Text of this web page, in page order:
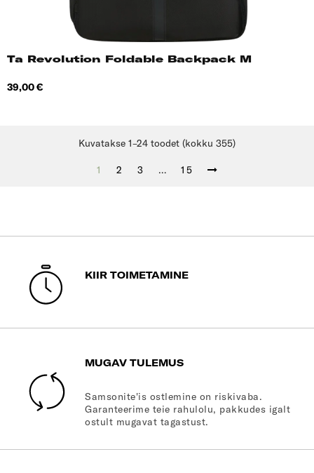
Ta Revolution Foldable Backpack M
Hind
39,00 €
Kuvatakse 1–24 toodet (kokku 355)
1 2 3 … 15
KIIR TOIMETAMINE
MUGAV TULEMUS
Samsonite'is ostlemine on riskivaba.
Garanteerime teie rahulolu, pakkudes igalt
ostult mugavat tagastust.